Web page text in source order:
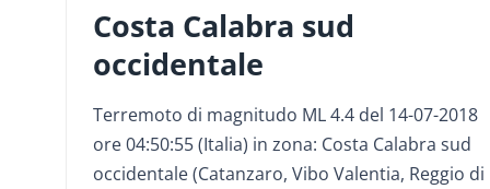
Costa Calabra sud
occidentale
Terremoto di magnitudo ML 4.4 del 14-07-2018
ore 04:50:55 (Italia) in zona: Costa Calabra sud
occidentale (Catanzaro, Vibo Valentia, Reggio di